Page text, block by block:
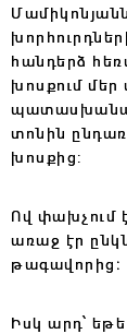
հանդերձ
խոսքում
տոնին
խոսքից:
Ով փախչում
առաջ էր
թագավորից։
Իսկ արդ՝